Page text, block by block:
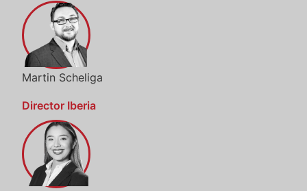
Martin Scheliga
Director Iberia